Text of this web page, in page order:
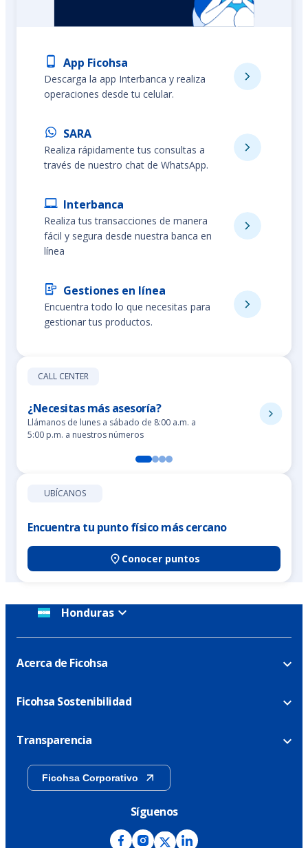
App Ficohsa
Descarga la app Interbanca y realiza
operaciones desde tu celular.
SARA
Realiza rápidamente tus consultas a
través de nuestro chat de WhatsApp.
Interbanca
Realiza tus transacciones de manera
fácil y segura desde nuestra banca en
línea
Gestiones en línea
Encuentra todo lo que necesitas para
gestionar tus productos.
CALL CENTER
¿Necesitas más asesoría?
Llámanos de lunes a sábado de 8:00 a.m. a
5:00 p.m. a nuestros números
UBÍCANOS
Encuentra tu punto físico más cercano
Conocer puntos
Honduras
Acerca de Ficohsa
Ficohsa Sostenibilidad
Transparencia
Ficohsa Corporativo
Síguenos